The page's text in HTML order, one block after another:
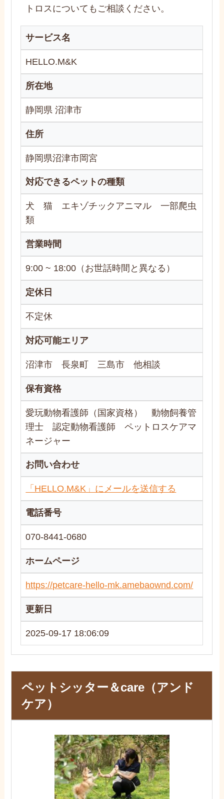
トロスについてもご相談ください。
サービス名
HELLO.M&K
所在地
静岡県 沼津市
住所
静岡県沼津市岡宮
対応できるペットの種類
犬 猫 エキゾチックアニマル 一部爬虫
類
営業時間
9:00 ~ 18:00（お世話時間と異なる）
定休日
不定休
対応可能エリア
沼津市 長泉町 三島市 他相談
保有資格
愛玩動物看護師（国家資格） 動物飼養管
理士 認定動物看護師 ペットロスケアマ
ネージャー
お問い合わせ
「HELLO.M&K」にメールを送信する
電話番号
070-8441-0680
ホームページ
https://petcare-hello-mk.amebaownd.com/
更新日
2025-09-17 18:06:09
ペットシッター＆care（アンド
ケア）